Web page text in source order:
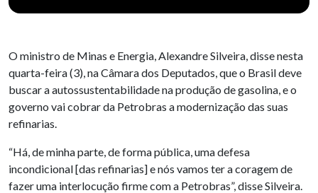
O ministro de Minas e Energia, Alexandre Silveira, disse nesta
quarta-feira (3), na Câmara dos Deputados, que o Brasil deve
buscar a autossustentabilidade na produção de gasolina, e o
governo vai cobrar da Petrobras a modernização das suas
refinarias.
“Há, de minha parte, de forma pública, uma defesa
incondicional [das refinarias] e nós vamos ter a coragem de
fazer uma interlocução firme com a Petrobras”, disse Silveira.